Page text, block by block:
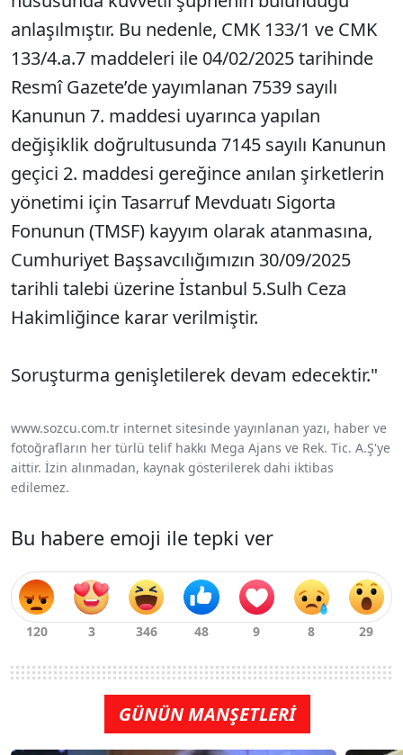
anlaşılmıştır. Bu nedenle, CMK 133/1 ve CMK
133/4.a.7 maddeleri ile 04/02/2025 tarihinde
Resmî Gazete’de yayımlanan 7539 sayılı
Kanunun 7. maddesi uyarınca yapılan
değişiklik doğrultusunda 7145 sayılı Kanunun
geçici 2. maddesi gereğince anılan şirketlerin
yönetimi için Tasarruf Mevduatı Sigorta
Fonunun (TMSF) kayyım olarak atanmasına,
Cumhuriyet Başsavcılığımızın 30/09/2025
tarihli talebi üzerine İstanbul 5.Sulh Ceza
Hakimliğince karar verilmiştir.
Soruşturma genişletilerek devam edecektir."
www.sozcu.com.tr internet sitesinde yayınlanan yazı, haber ve
fotoğrafların her türlü telif hakkı Mega Ajans ve Rek. Tic. A.Ş'ye
aittir. İzin alınmadan, kaynak gösterilerek dahi iktibas
edilemez.
Bu habere emoji ile tepki ver
GÜNÜN MANŞETLERİ